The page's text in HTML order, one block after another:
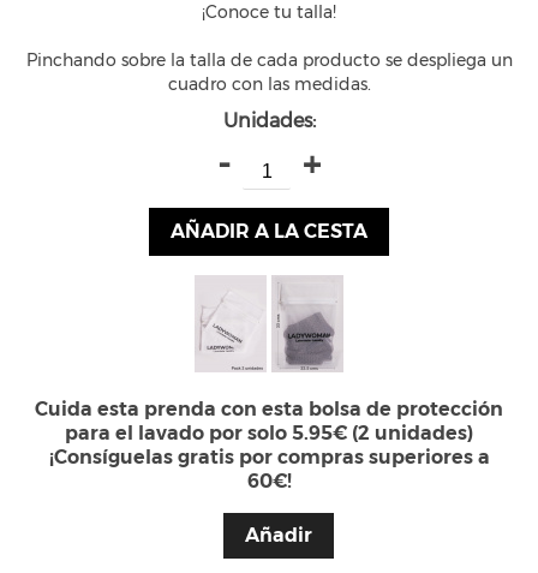
¡Conoce tu talla!
Pinchando sobre la talla de cada producto se despliega un
cuadro con las medidas.
Unidades:
- +
AÑADIR A LA CESTA
Cuida esta prenda con esta bolsa de protección
para el lavado por solo 5.95€ (2 unidades)
¡Consíguelas gratis por compras superiores a
60€!
Añadir